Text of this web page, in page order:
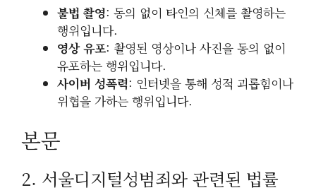
불법 촬영: 동의 없이 타인의 신체를 촬영하는
행위입니다.
영상 유포: 촬영된 영상이나 사진을 동의 없이
유포하는 행위입니다.
사이버 성폭력: 인터넷을 통해 성적 괴롭힘이나
위협을 가하는 행위입니다.
본문
2. 서울디지털성범죄와 관련된 법률